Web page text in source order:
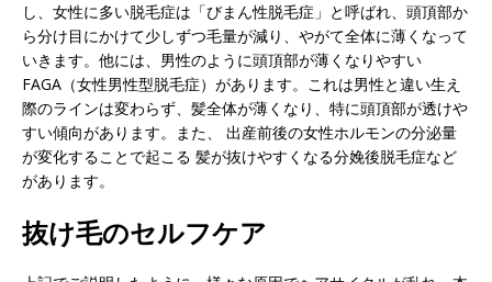
し、女性に多い脱毛症は「びまん性脱毛症」と呼ばれ、頭頂部か
ら分け目にかけて少しずつ毛量が減り、やがて全体に薄くなって
いきます。他には、男性のように頭頂部が薄くなりやすい
FAGA（女性男性型脱毛症）があります。これは男性と違い生え
際のラインは変わらず、髪全体が薄くなり、特に頭頂部が透けや
すい傾向があります。また、 出産前後の女性ホルモンの分泌量
が変化することで起こる 髪が抜けやすくなる分娩後脱毛症など
があります。
抜け毛のセルフケア